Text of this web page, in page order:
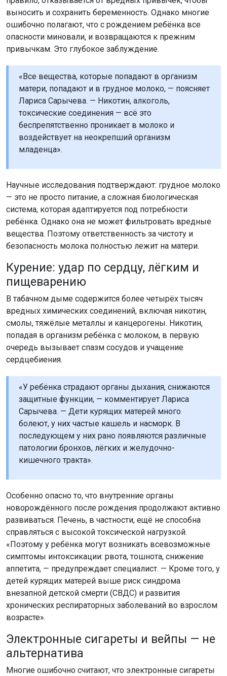
выносить и сохранить беременность. Однако многие
ошибочно полагают, что с рождением ребёнка все
опасности миновали, и возвращаются к прежним
привычкам. Это глубокое заблуждение.
«Все вещества, которые попадают в организм
матери, попадают и в грудное молоко, — поясняет
Лариса Сарычева. — Никотин, алкоголь,
токсические соединения — всё это
беспрепятственно проникает в молоко и
воздействует на неокрепший организм
младенца».
Научные исследования подтверждают: грудное молоко
— это не просто питание, а сложная биологическая
система, которая адаптируется под потребности
ребёнка. Однако она не может фильтровать вредные
вещества. Поэтому ответственность за чистоту и
безопасность молока полностью лежит на матери.
Курение: удар по сердцу, лёгким и
пищеварению
В табачном дыме содержится более четырёх тысяч
вредных химических соединений, включая никотин,
смолы, тяжёлые металлы и канцерогены. Никотин,
попадая в организм ребёнка с молоком, в первую
очередь вызывает спазм сосудов и учащение
сердцебиения.
«У ребёнка страдают органы дыхания, снижаются
защитные функции, — комментирует Лариса
Сарычева. — Дети курящих матерей много
болеют, у них частые кашель и насморк. В
последующем у них рано появляются различные
патологии бронхов, лёгких и желудочно-
кишечного тракта».
Особенно опасно то, что внутренние органы
новорождённого после рождения продолжают активно
развиваться. Печень, в частности, ещё не способна
справляться с высокой токсической нагрузкой.
«Поэтому у ребёнка могут возникать всевозможные
симптомы интоксикации: рвота, тошнота, снижение
аппетита, — предупреждает специалист. — Кроме того, у
детей курящих матерей выше риск синдрома
внезапной детской смерти (СВДС) и развития
хронических респираторных заболеваний во взрослом
возрасте».
Электронные сигареты и вейпы — не
альтернатива
Многие ошибочно считают, что электронные сигареты